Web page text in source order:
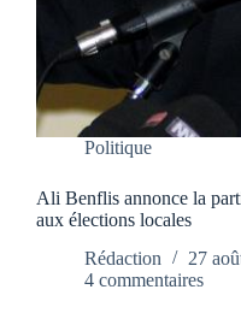
Politique
Ali Benflis annonce la
aux élections locales
Rédaction
27
4 commentaires